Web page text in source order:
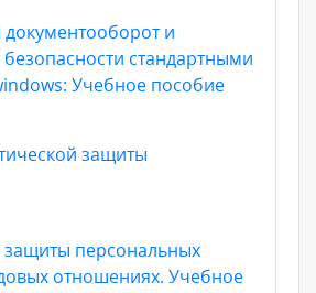
и
стандартными
Учебное пособие
защиты
защиты персональных
отношениях. Учебное